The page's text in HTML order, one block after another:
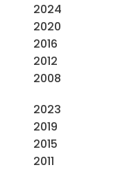
2024
2020
2016
2012
2008
2023
2019
2015
2011